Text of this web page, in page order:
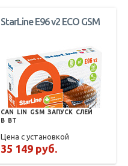
StarLine E96 v2 ECO GSM
CAN LIN GSM ЗАПУСК СЛЕЙ
В
BT
Цена с установкой
35 149 руб.